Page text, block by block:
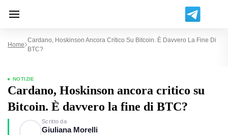
Home
Cardano, Hoskinson Ancora Critico Su Bitcoin. È Davvero La Fine Di
BTC?
NOTIZIE
Cardano, Hoskinson ancora critico su
Bitcoin. È davvero la fine di BTC?
Scritto da
Giuliana Morelli